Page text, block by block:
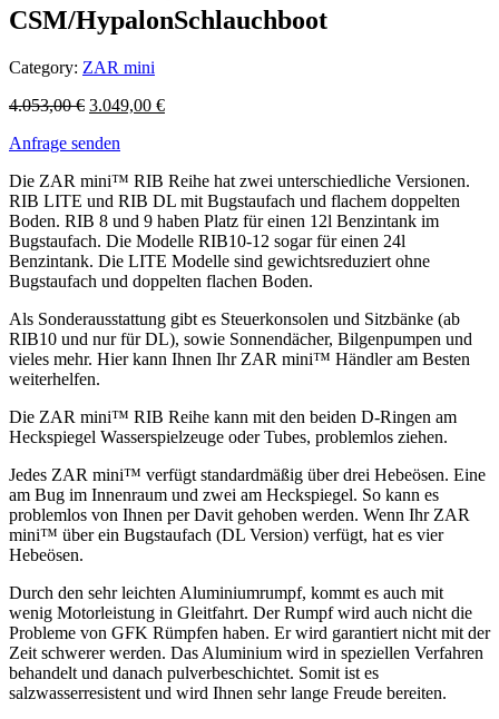
CSM/HypalonSchlauchboot
Category: ZAR mini
4.053,00€ 3.049,00 €
Anfrage senden
Die ZAR mini™ RIB Reihe hat zwei unterschiedliche Versionen.
RIB LITE und RIB DL mit Bugstaufach und flachem doppelten
Boden. RIB 8 und 9 haben Platz für einen 12l Benzintank im
Bugstaufach. Die Modelle RIB10-12 sogar für einen 24l
Benzintank. Die LITE Modelle sind gewichtsreduziert ohne
Bugstaufach und doppelten flachen Boden.
Als Sonderausstattung gibt es Steuerkonsolen und Sitzbänke (ab
RIB10 und nur für DL), sowie Sonnendächer, Bilgenpumpen und
vieles mehr. Hier kann Ihnen Ihr ZAR mini™ Händler am Besten
weiterhelfen.
Die ZAR mini™ RIB Reihe kann mit den beiden D-Ringen am
Heckspiegel Wasserspielzeuge oder Tubes, problemlos ziehen.
Jedes ZAR mini™ verfügt standardmäßig über drei Hebeösen. Eine
am Bug im Innenraum und zwei am Heckspiegel. So kann es
problemlos von Ihnen per Davit gehoben werden. Wenn Ihr ZAR
mini™ über ein Bugstaufach (DL Version) verfügt, hat es vier
Hebeösen.
Durch den sehr leichten Aluminiumrumpf, kommt es auch mit
wenig Motorleistung in Gleitfahrt. Der Rumpf wird auch nicht die
Probleme von GFK Rümpfen haben. Er wird garantiert nicht mit der
Zeit schwerer werden. Das Aluminium wird in speziellen Verfahren
behandelt und danach pulverbeschichtet. Somit ist es
salzwasserresistent und wird Ihnen sehr lange Freude bereiten.